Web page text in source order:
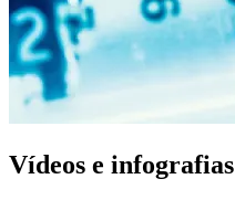
Vídeos e infografias